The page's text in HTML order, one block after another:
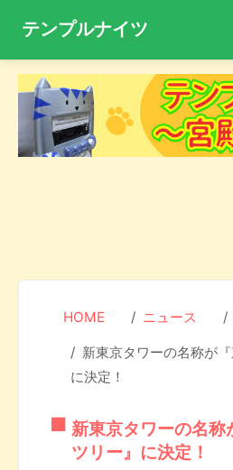
テンプルナイツ
HOME ニュース
新東京タワーの名称が『
に決定！
新東京タワーの名称
ツリー』に決定！